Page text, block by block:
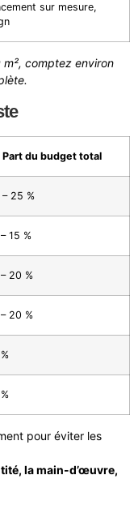
sur mesure,
comptez environ
Part du budget total
25 %
15 %
20 %
20 %
pour éviter les
la main-d’œuvre,